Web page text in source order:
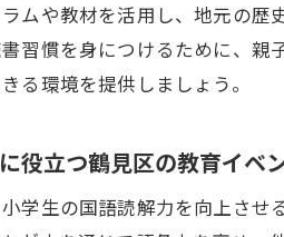
ムや教材を活用し、地元の歴
習慣を身につけるために、親
る環境を提供しましょう。
役立つ鶴見区の教育イベ
学生の国語読解力を向上させ